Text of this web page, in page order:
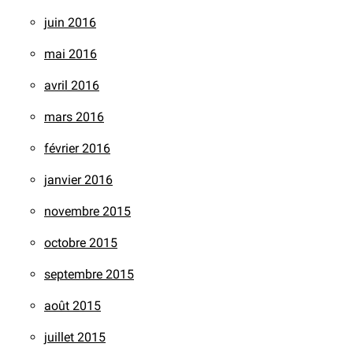
juin 2016
mai 2016
avril 2016
mars 2016
février 2016
janvier 2016
novembre 2015
octobre 2015
septembre 2015
août 2015
juillet 2015